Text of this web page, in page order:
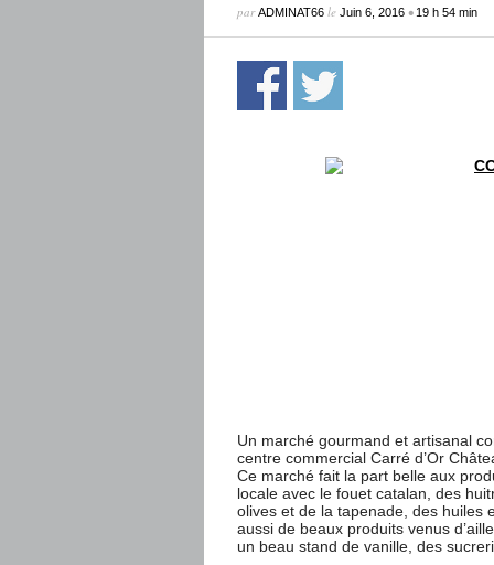
parADMINAT66le Juin 6, 2016• 19 h 54 min
Un marché gourmand et artisanal
centre commercial Carré d’Or
Ce marché fait la part belle aux
locale avec le fouet catalan, des
olives et de la tapenade, des huiles
aussi de beaux produits venus
un beau stand de vanille, des